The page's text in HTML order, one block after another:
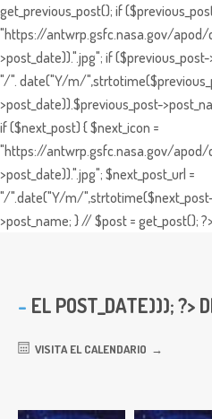
get_previous_post(); if
"https://antwrp.gsfc.nasa.gov/apod/
>post_date)).".jpg"; if
"/". date("Y/m/
>post_date)).$previous_post-
if ($next_post) { $next_icon =
"https://antwrp.gsfc.nasa.gov/apod/
>post_date)).".jpg"; $next_post_url =
"/".date("Y/m/
>post_name; } // $post = get_post(); ?>
EL POST_DATE))); ?>
VISITA EL CALENDARIO